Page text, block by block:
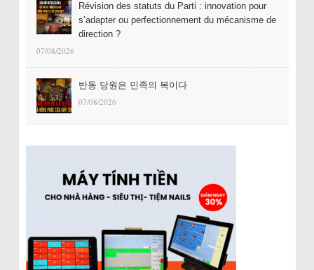
Révision des statuts du Parti : innovation pour
s’adapter ou perfectionnement du mécanisme de
direction ?
07/08/2026
반동 당원은 민족의 복이다
07/08/2026